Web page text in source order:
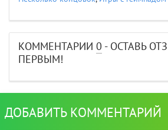
КОММЕНТАРИИ 0 - ОСТАВЬ
ПЕРВЫМ!
ДОБАВИТЬ КОММЕНТАРИЙ